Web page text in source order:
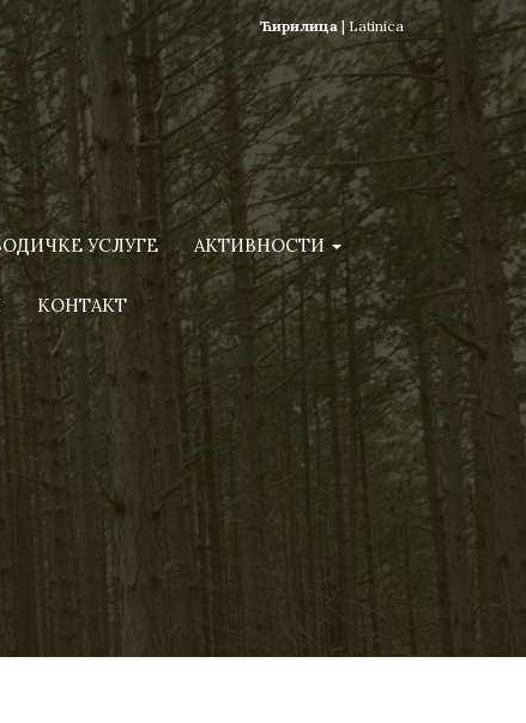
Ћирилица|Latinica
УСЛУГЕ АКТИВНОСТИ
КОНТАКТ